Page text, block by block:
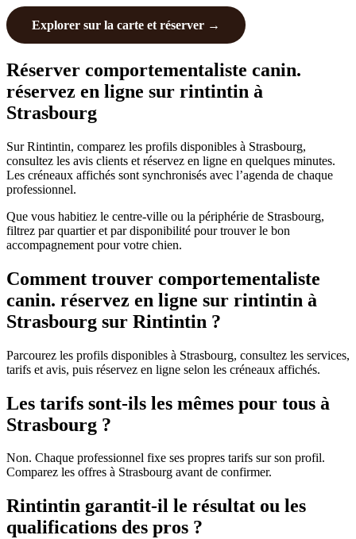
Explorer sur la carte et réserver →
Réserver comportementaliste canin.
réservez en ligne sur rintintin à
Strasbourg
Sur Rintintin, comparez les profils disponibles à Strasbourg,
consultez les avis clients et réservez en ligne en quelques minutes.
Les créneaux affichés sont synchronisés avec l’agenda de chaque
professionnel.
Que vous habitiez le centre-ville ou la périphérie de Strasbourg,
filtrez par quartier et par disponibilité pour trouver le bon
accompagnement pour votre chien.
Comment trouver comportementaliste
canin. réservez en ligne sur rintintin à
Strasbourg sur Rintintin ?
Parcourez les profils disponibles à Strasbourg, consultez les services,
tarifs et avis, puis réservez en ligne selon les créneaux affichés.
Les tarifs sont-ils les mêmes pour tous à
Strasbourg ?
Non. Chaque professionnel fixe ses propres tarifs sur son profil.
Comparez les offres à Strasbourg avant de confirmer.
Rintintin garantit-il le résultat ou les
qualifications des pros ?